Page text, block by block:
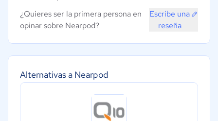
Alternativas a Nearpod
¿Quieres ser la primera persona en
opinar sobre Nearpod?
Escribe una
reseña